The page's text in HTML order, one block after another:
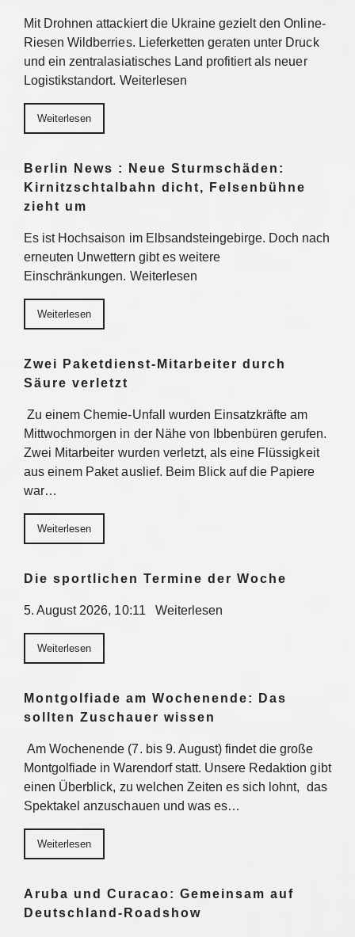
Mit Drohnen attackiert die Ukraine gezielt den Online-
Riesen Wildberries. Lieferketten geraten unter Druck
und ein zentralasiatisches Land profitiert als neuer
Logistikstandort. Weiterlesen
Weiterlesen
Berlin News : Neue Sturmschäden:
Kirnitzschtalbahn dicht, Felsenbühne
zieht um
Es ist Hochsaison im Elbsandsteingebirge. Doch nach
erneuten Unwettern gibt es weitere
Einschränkungen. Weiterlesen
Weiterlesen
Zwei Paketdienst-Mitarbeiter durch
Säure verletzt
Zu einem Chemie-Unfall wurden Einsatzkräfte am
Mittwochmorgen in der Nähe von Ibbenbüren gerufen.
Zwei Mitarbeiter wurden verletzt, als eine Flüssigkeit
aus einem Paket auslief. Beim Blick auf die Papiere
war…
Weiterlesen
Die sportlichen Termine der Woche
5. August 2026, 10:11 Weiterlesen
Weiterlesen
Montgolfiade am Wochenende: Das
sollten Zuschauer wissen
Am Wochenende (7. bis 9. August) findet die große
Montgolfiade in Warendorf statt. Unsere Redaktion gibt
einen Überblick, zu welchen Zeiten es sich lohnt, das
Spektakel anzuschauen und was es…
Weiterlesen
Aruba und Curacao: Gemeinsam auf
Deutschland-Roadshow